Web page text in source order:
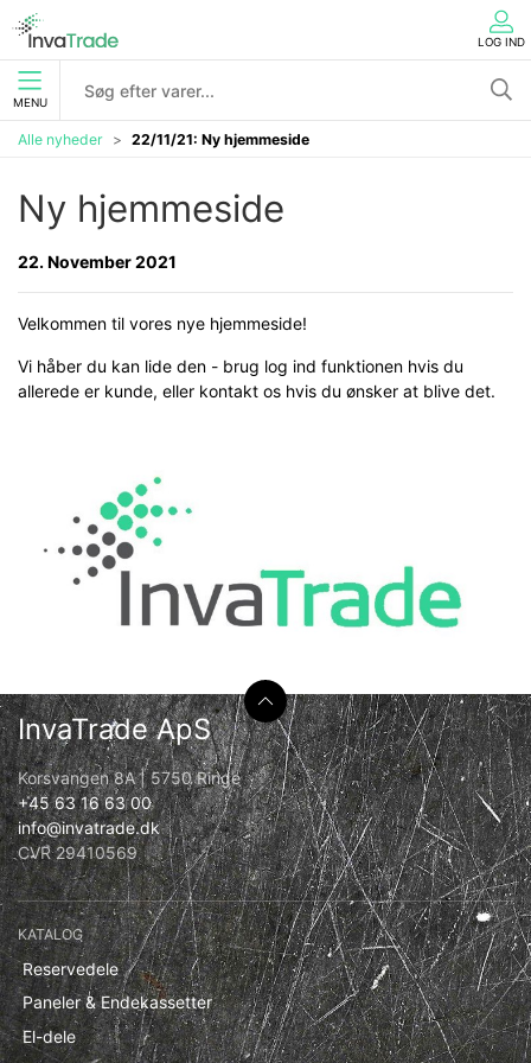
LOG IND
MENU
Alle nyheder 22/11/21: Ny hjemmeside
Ny hjemmeside
22. November 2021
Velkommen til vores nye hjemmeside!
Vi håber du kan lide den - brug log ind funktionen hvis du
allerede er kunde, eller kontakt os hvis du ønsker at blive det.
InvaTrade ApS
Korsvangen 8A | 5750 Ringe
+45 63 16 63 00
info@invatrade.dk
CVR 29410569
KATALOG
Reservedele
Paneler & Endekassetter
El-dele